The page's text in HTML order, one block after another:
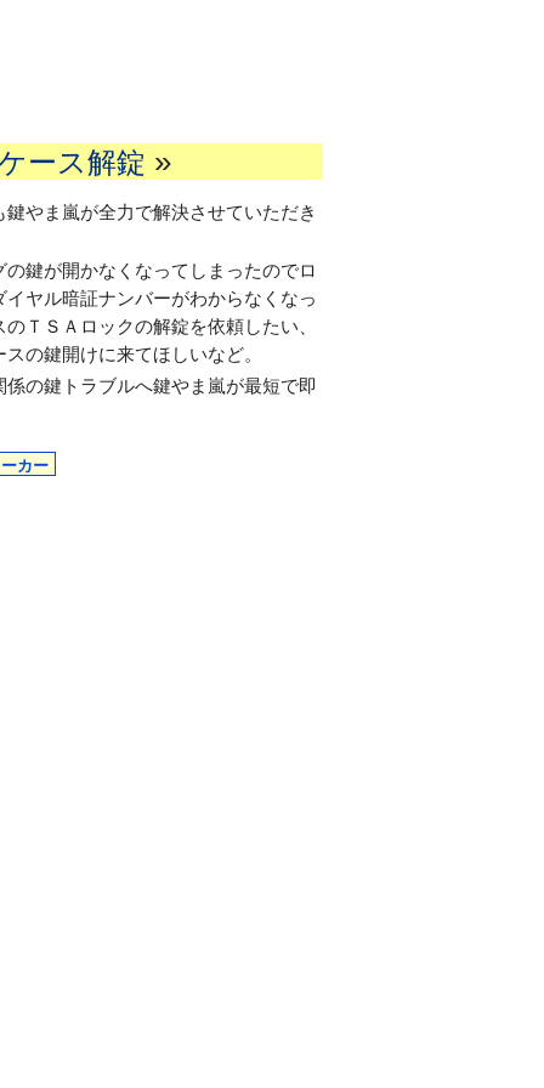
ース解錠 »
やま嵐が全力で解決させていただき
鍵が開かなくなってしまったのでロ
ヤル暗証ナンバーがわからなくなっ
ＴＳＡロックの解錠を依頼したい、
の鍵開けに来てほしいなど。
の鍵トラブルへ鍵やま嵐が最短で即
カー